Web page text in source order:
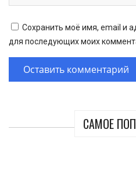
САМОЕ
Сохранить моё имя, email и
для последующих моих